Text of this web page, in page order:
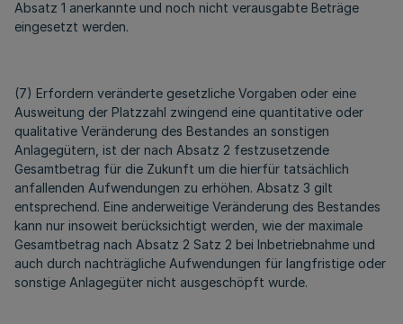
Absatz 1 anerkannte und noch nicht verausgabte Beträge
eingesetzt werden.
(7) Erfordern veränderte gesetzliche Vorgaben oder eine
Ausweitung der Platzzahl zwingend eine quantitative oder
qualitative Veränderung des Bestandes an sonstigen
Anlagegütern, ist der nach Absatz 2 festzusetzende
Gesamtbetrag für die Zukunft um die hierfür tatsächlich
anfallenden Aufwendungen zu erhöhen. Absatz 3 gilt
entsprechend. Eine anderweitige Veränderung des Bestandes
kann nur insoweit berücksichtigt werden, wie der maximale
Gesamtbetrag nach Absatz 2 Satz 2 bei Inbetriebnahme und
auch durch nachträgliche Aufwendungen für langfristige oder
sonstige Anlagegüter nicht ausgeschöpft wurde.